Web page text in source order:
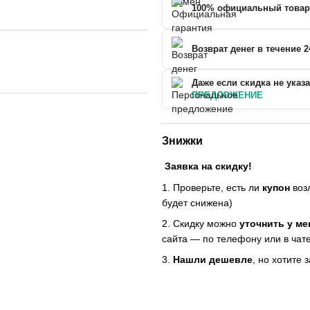
100% официальный товар
Возврат денег в течение
Даже если скидка не
ПРЕДЛОЖЕНИЕ
Знижки
Заявка на скидку!
1. Проверьте, есть ли купон
будет снижена)
2. Скидку можно уточнить у
сайта — по телефону или в
3. Нашли дешевле, но хотите